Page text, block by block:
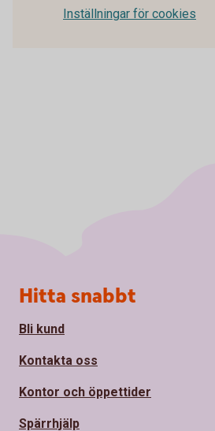
Inställningar för cookies
Sidfot
Hitta snabbt
Bli kund
Kontakta oss
Kontor och öppettider
Spärrhjälp